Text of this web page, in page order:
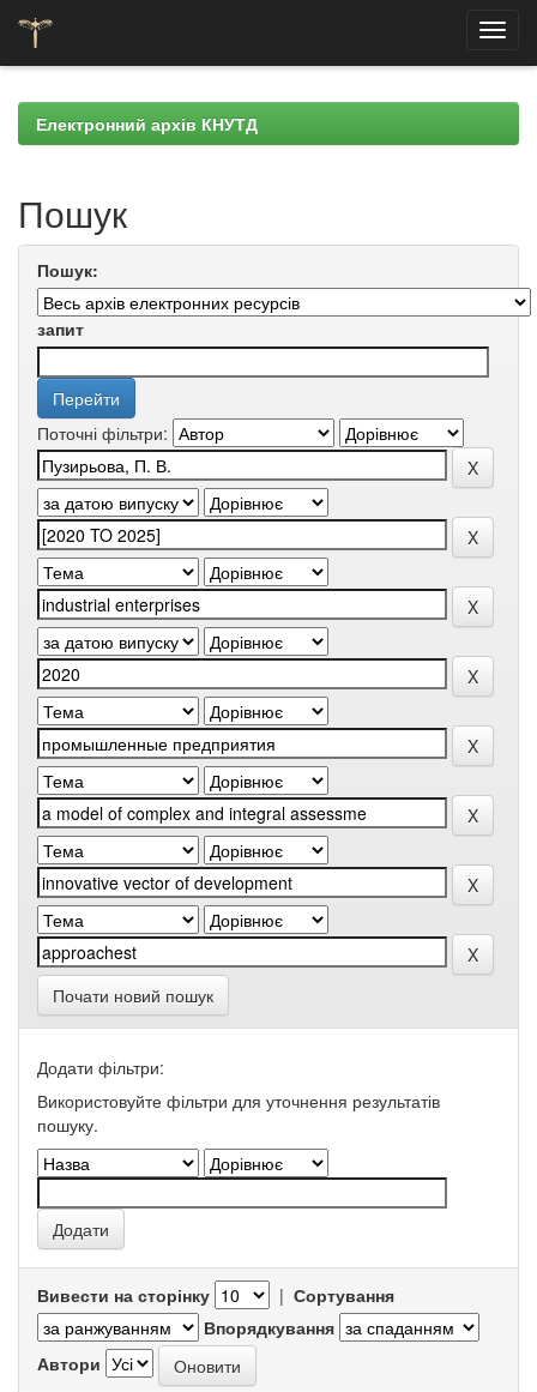
navigationЕлектронний архів КНУТД
Пошук
Пошук:
запит
Поточні фільтри:
Почати новий пошук
Додати фільтри:
Використовуйте фільтри для уточнення результатів
пошуку.
Вивести на сторінку | Сортування
Впорядкування
Автори